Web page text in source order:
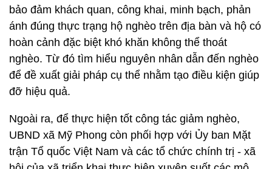
bảo đảm khách quan, công khai, minh bạch, phản
ánh đúng thực trạng hộ nghèo trên địa bàn và hộ có
hoàn cảnh đặc biệt khó khăn không thể thoát
nghèo. Từ đó tìm hiểu nguyên nhân dẫn đến nghèo
để đề xuất giải pháp cụ thể nhằm tạo điều kiện giúp
đỡ hiệu quả.
Ngoài ra, để thực hiện tốt công tác giảm nghèo,
UBND xã Mỹ Phong còn phối hợp với Ủy ban Mặt
trận Tổ quốc Việt Nam và các tổ chức chính trị - xã